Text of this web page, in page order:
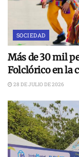
SOCIEDAD
Más de 30 mil
Folclórico en la
28 DE JULIO DE 2026